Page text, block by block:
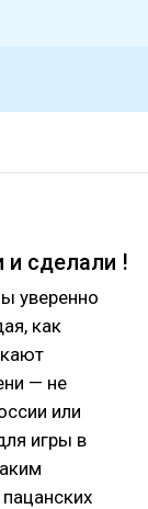
и сделали !
уверенно
как
— не
или
игры в